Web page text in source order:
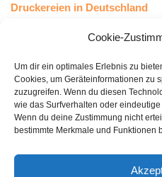
Cookie-
Um dir ein optimales Erlebnis zu
Cookies, um Geräteinformationen zu
zuzugreifen. Wenn du diesen
wie das Surfverhalten oder
Wenn du deine Zustimmung nicht
bestimmte Merkmale und Funktionen
Druckereien in Deutschland
Druckereien in Österreich
Kundenstimmen